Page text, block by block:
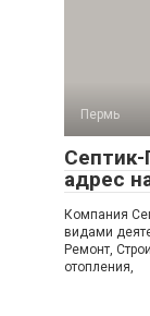
Пермь
адрес
Компания
видами
Ремонт,
отопления,